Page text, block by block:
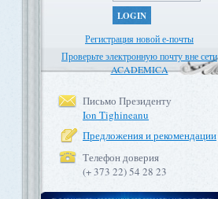
LOGIN
Регистрация новой е-почты
Проверьте электронную почту вне сети
ACADEMICA
Письмо Президенту
Ion Tighineanu
Предложения и рекомендации
Телефон доверия
(+ 373 22) 54 28 23